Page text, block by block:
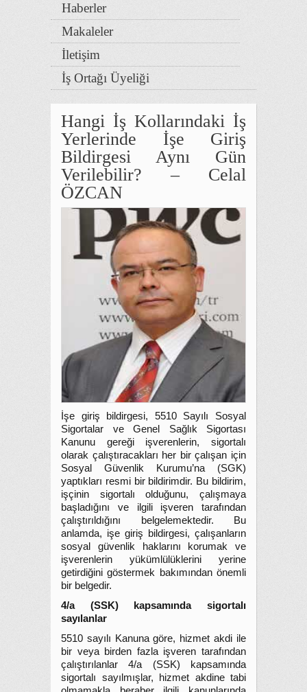
Haberler
Makaleler
İletişim
İş Ortağı Üyeliği
Hangi İş Kollarındaki İş
Yerlerinde İşe Giriş
Bildirgesi Aynı Gün
Verilebilir? – Celal
ÖZCAN
İşe giriş bildirgesi, 5510 Sayılı Sosyal
Sigortalar ve Genel Sağlık Sigortası
Kanunu gereği işverenlerin, sigortalı
olarak çalıştıracakları her bir çalışan için
Sosyal Güvenlik Kurumu’na (SGK)
yaptıkları resmi bir bildirimdir. Bu bildirim,
işçinin sigortalı olduğunu, çalışmaya
başladığını ve ilgili işveren tarafından
çalıştırıldığını belgelemektedir. Bu
anlamda, işe giriş bildirgesi, çalışanların
sosyal güvenlik haklarını korumak ve
işverenlerin yükümlülüklerini yerine
getirdiğini göstermek bakımından önemli
bir belgedir.
4/a (SSK) kapsamında sigortalı
sayılanlar
5510 sayılı Kanuna göre, hizmet akdi ile
bir veya birden fazla işveren tarafından
çalıştırılanlar 4/a (SSK) kapsamında
sigortalı sayılmışlar, hizmet akdine tabi